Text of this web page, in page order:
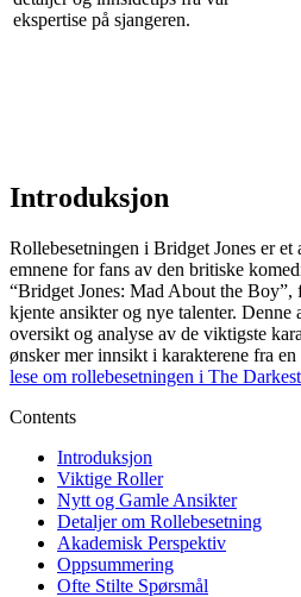
ekspertise på sjangeren.
Introduksjon
Rollebesetningen i Bridget Jones er et
emnene for fans av den britiske
“Bridget Jones: Mad About the
kjente ansikter og nye talenter.
oversikt og analyse av de viktigste
ønsker mer innsikt i karakterene fra
lese om rollebesetningen i The
Contents
Introduksjon
Viktige Roller
Nytt og Gamle Ansikter
Detaljer om Rollebesetning
Akademisk Perspektiv
Oppsummering
Ofte Stilte Spørsmål